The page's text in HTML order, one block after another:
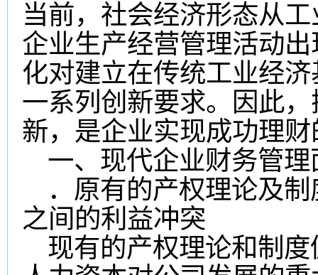
当前，社会经济形态从
企业生产经营管理活动
化对建立在传统工业经
一系列创新要求。因此
新，是企业实现成功理
一、现代企业财务管理
．原有的产权理论及制
之间的利益冲突
现有的产权理论和制度